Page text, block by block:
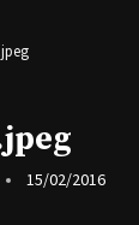
15/02/2016